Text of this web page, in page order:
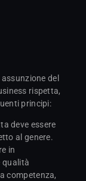
del
rispetta,
principi:
deve essere
al genere.
in
qualità
competenza,